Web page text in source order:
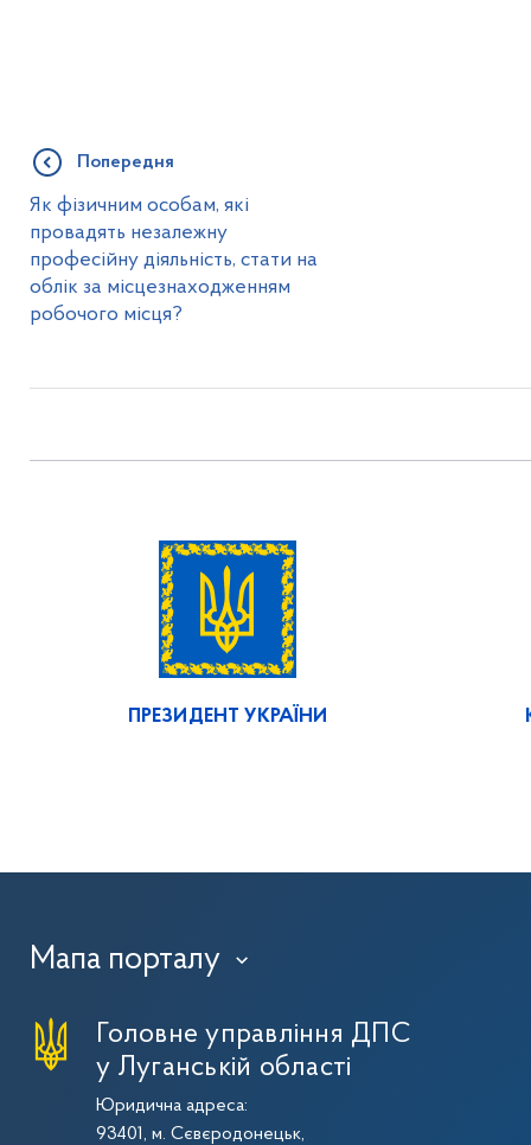
Попередня
Як фізичним особам, які
провадять незалежну
професійну діяльність, стати на
облік за місцезнаходженням
робочого місця?
ПРЕЗИДЕНТ УКРАЇНИ
Мапа порталу ›
Головне управління ДПС
у Луганській області
Юридична адреса:
93401, м. Сєвєродонецьк,